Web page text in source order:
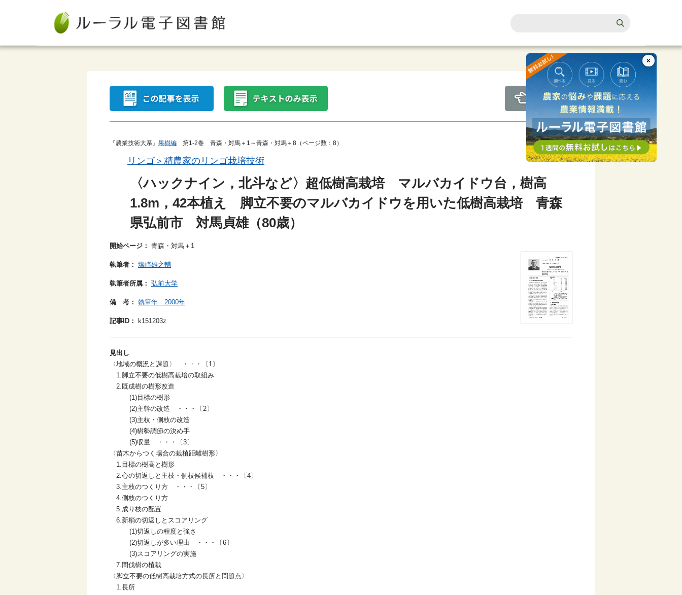
『農業技術大系』 果樹編 第1-2巻 青森・対馬＋1～青森・対馬＋8（ページ数：8）
リンゴ＞精農家のリンゴ栽培技術
〈ハックナイン，北斗など〉超低樹高栽培 マルバカイドウ台，樹高
1.8m，42本植え 脚立不要のマルバカイドウを用いた低樹高栽培 青森
県弘前市 対馬貞雄（80歳）
開始ページ： 青森・対馬＋1
執筆者： 塩崎雄之輔
執筆者所属： 弘前大学
備 考： 執筆年 2000年
記事ID： k151203z
見出し
〈地域の概況と課題〉 ・・・〔1〕
1.脚立不要の低樹高栽培の取組み
2.既成樹の樹形改造
(1)目標の樹形
(2)主幹の改造 ・・・〔2〕
(3)主枝・側枝の改造
(4)樹勢調節の決め手
(5)収量 ・・・〔3〕
〈苗木からつく場合の栽植距離樹形〉
1.目標の樹高と樹形
2.心の切返しと主枝・側枝候補枝 ・・・〔4〕
3.主枝のつくり方 ・・・〔5〕
4.側枝のつくり方
5.成り枝の配置
6.新梢の切返しとスコアリング
(1)切返しの程度と強さ
(2)切返しが多い理由 ・・・〔6〕
(3)スコアリングの実施
7.間伐樹の植栽
〈脚立不要の低樹高栽培方式の長所と問題点〉
1.長所
×